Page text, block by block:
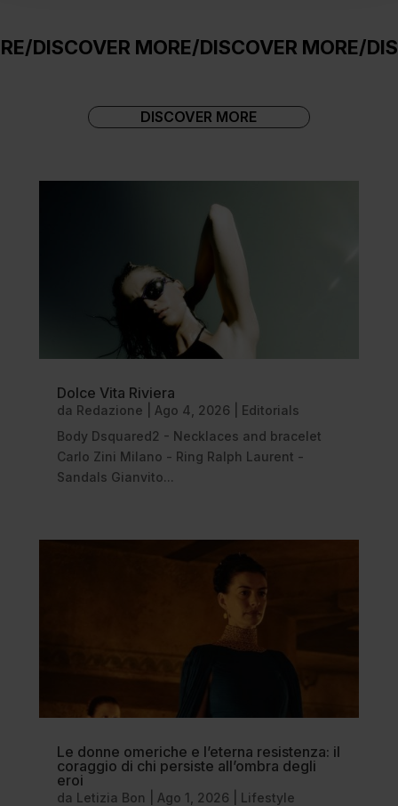
MORE/DISCOVER MORE/
DISCOVER MORE
Dolce Vita Riviera
da Redazione Ago 4, 2026
Editorials
Body Dsquared2 - Necklaces and bracelet
Carlo Zini Milano - Ring Ralph Laurent -
Sandals Gianvito...
Le donne omeriche e l’eterna resistenza: il
coraggio di chi persiste all’ombra degli
eroi
da Letizia Bon Ago 1, 2026
Lifestyle